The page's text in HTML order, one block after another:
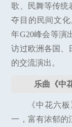
歌、民舞等传统
夺目的民间文化
年G20峰会等演
访过欧洲各国、
的交流演出。
乐曲《中
《中花六
一，富有浓郁的